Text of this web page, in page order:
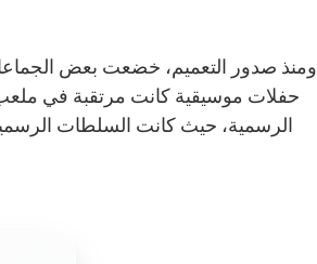
ومنذ صدور التعميم، خضعت بعض الجماعات
حفلات موسيقية كانت مرتقبة في ملعب
الرسمية، حيث كانت السلطات